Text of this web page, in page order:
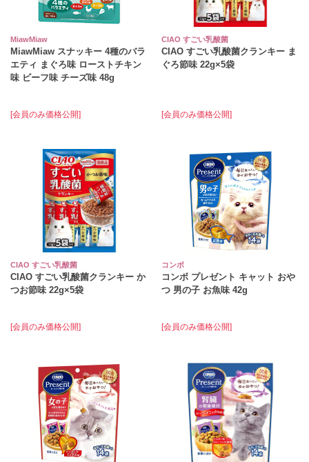
MiawMiaw
MiawMiaw スナッキー 4種のバラ
エティ まぐろ味 ローストチキン
味 ビーフ味 チーズ味 48g
[会員のみ価格公開]
CIAO すごい乳酸菌
CIAO すごい乳酸菌クランキー ま
ぐろ節味 22g×5袋
[会員のみ価格公開]
CIAO すごい乳酸菌
CIAO すごい乳酸菌クランキー か
つお節味 22g×5袋
[会員のみ価格公開]
コンボ
コンボ プレゼント キャット おや
つ 男の子 お魚味 42g
[会員のみ価格公開]